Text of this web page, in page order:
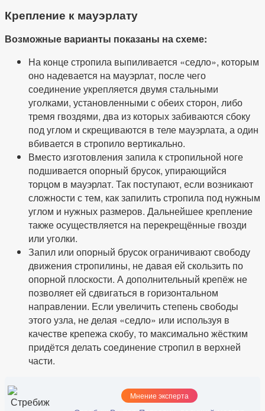
Крепление к мауэрлату
Возможные варианты показаны на схеме:
На конце стропила выпиливается «седло», которым
оно надевается на мауэрлат, после чего
соединение укрепляется двумя стальными
уголками, установленными с обеих сторон, либо
тремя гвоздями, два из которых забиваются сбоку
под углом и скрещиваются в теле мауэрлата, а один
вбивается в стропило вертикально.
Вместо изготовления запила к стропильной ноге
подшивается опорный брусок, упирающийся
торцом в мауэрлат. Так поступают, если возникают
сложности с тем, как запилить стропила под нужным
углом и нужных размеров. Дальнейшее крепление
также осуществляется на перекрещённые гвозди
или уголки.
Запил или опорный брусок ограничивают свободу
движения стропилины, не давая ей скользить по
опорной плоскости. А дополнительный крепёж не
позволяет ей сдвигаться в горизонтальном
направлении. Если увеличить степень свободы
этого узла, не делая «седло» или используя в
качестве крепежа скобу, то максимально жёстким
придётся делать соединение стропил в верхней
части.
Мнение эксперта